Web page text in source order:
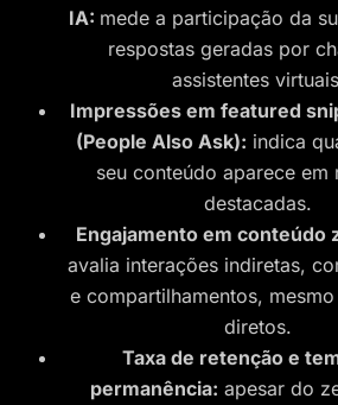
IA: mede a participação da
respostas geradas por
assistentes
Impressões em featured
(People Also Ask): indica
seu conteúdo aparece em
destacadas.
Engajamento em conteúdo
avalia interações indiretas,
e compartilhamentos,
diretos.
Taxa de retenção e
permanência: apesar do